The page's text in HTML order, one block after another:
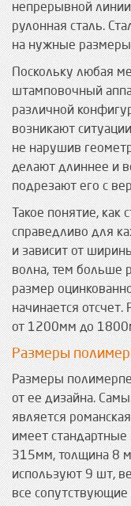
непрерывной
рулонная сталь.
на нужные
Поскольку любая
штамповочный
различной
возникают
не нарушив
делают длиннее и
подрезают его с
Такое понятие, как
справедливо для
и зависит от
волна, тем больше
размер
начинается
от 1200мм до
Размеры
Размеры
от ее дизайна.
является
имеет
315мм, толщина 8
используют 9 шт,
все